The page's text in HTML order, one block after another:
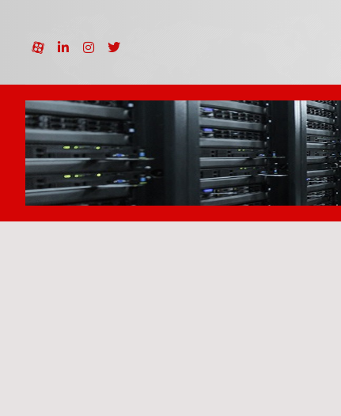
نمونه کارها